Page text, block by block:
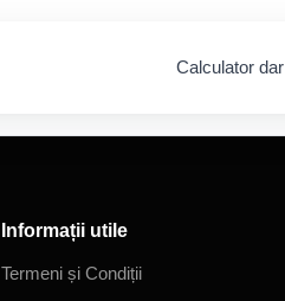
Calculator dar
Informații utile
Termeni și Condiții